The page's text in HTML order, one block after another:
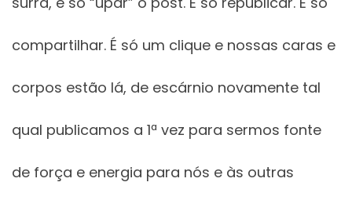
compartilhar. É só um clique e nossas caras e
corpos estão lá, de escárnio novamente tal
qual publicamos a 1ª vez para sermos fonte
de força e energia para nós e às outras